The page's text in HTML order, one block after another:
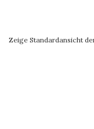
Zeige Standardansicht